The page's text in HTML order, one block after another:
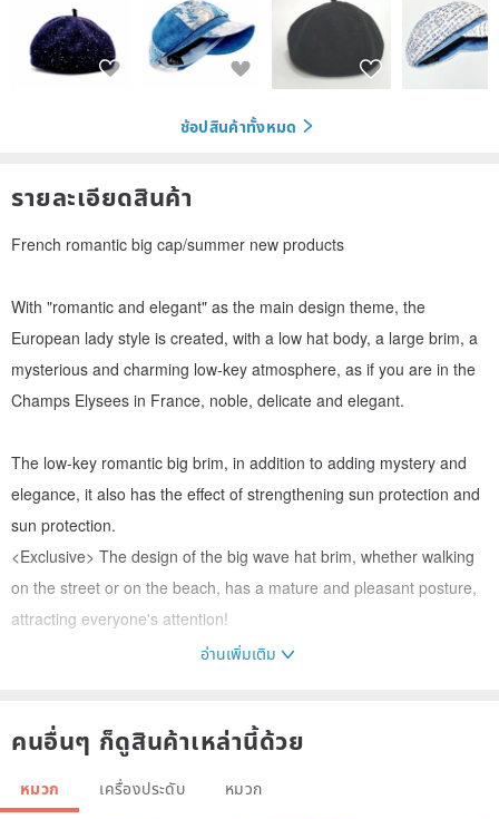
ช้อปสินค้าทั้งหมด
รายละเอียดสินค้า
French romantic big cap/summer new products
With "romantic and elegant" as the main design theme, the
European lady style is created, with a low hat body, a large brim, a
mysterious and charming low-key atmosphere, as if you are in the
Champs Elysees in France, noble, delicate and elegant.
The low-key romantic big brim, in addition to adding mystery and
elegance, it also has the effect of strengthening sun protection and
sun protection.
<Exclusive> The design of the big wave hat brim, whether walking
on the street or on the beach, has a mature and pleasant posture,
attracting everyone's attention!
『Elegance』++++++
『Romance』++++++
『Sunscreen』++++++
อ่านเพิ่มเติม
คนอื่นๆ ก็ดูสินค้าเหล่านี้ด้วย
หมวก เครื่องประดับ หมวก